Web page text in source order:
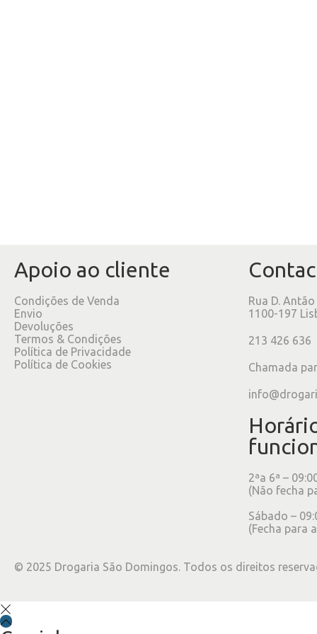
Apoio ao cliente
Condições de Venda
Envio
Devoluções
Termos & Condições
Política de Privacidade
Política de Cookies
Rua D.
1100-197
213 426 636
Chamada
2ªa 6ª –
(Não fecha
Sábado –
(Fecha para
© 2025 Drogaria São Domingos. Todos os direitos